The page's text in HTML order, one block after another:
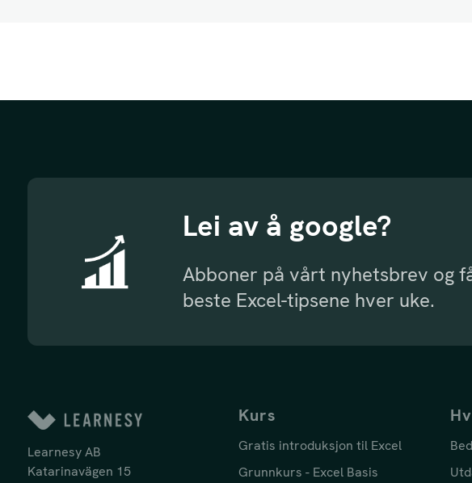
Lei av å google?
Abboner på vårt nyhetsbrev og
beste Excel-tipsene hver uke.
Learnesy AB
Katarinavägen 15
Kurs
Gratis introduksjon til Excel
Grunnkurs - Excel Basis